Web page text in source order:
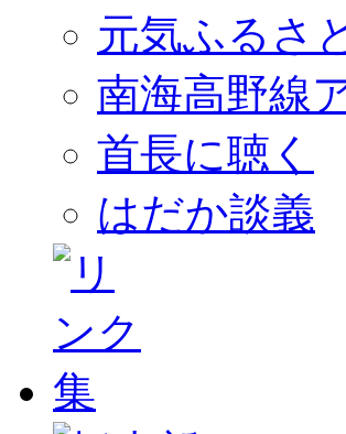
元気ふるさ
南海高野線
首長に聴く
はだか談義